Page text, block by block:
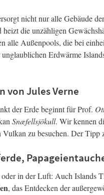
nicht nur alle Gebäude
heizt die unzähligen
alle Außenpools, die bei
Erdwärme
von Jules Verne
der Erde beginnt für Prof.
Snæfellsjökull. Wir kennen
Vulkan zu besuchen. Der
in der Luft: Auch Islands
, das Entdecken der